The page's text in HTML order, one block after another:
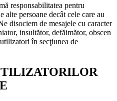
responsabilitatea pentru
alte persoane decât cele care au
disociem de mesajele cu caracter
insultător, defăimător, obscen
în secţiunea de